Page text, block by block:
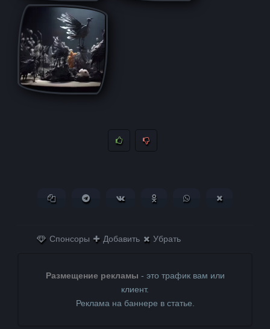
Копировать ссылкуПоделиться в Telegram
Поделиться ВКонтактеПоделиться в
Поделиться в
Спонсоры Добавить Убрать
Размещение рекламы - это трафик вам или
клиент.
Реклама на баннере в статье.